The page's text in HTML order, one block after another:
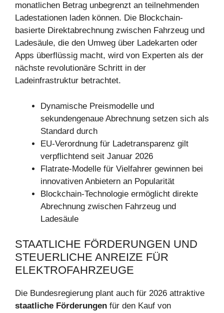
monatlichen Betrag unbegrenzt an teilnehmenden
Ladestationen laden können. Die Blockchain-
basierte Direktabrechnung zwischen Fahrzeug und
Ladesäule, die den Umweg über Ladekarten oder
Apps überflüssig macht, wird von Experten als der
nächste revolutionäre Schritt in der
Ladeinfrastruktur betrachtet.
Dynamische Preismodelle und
sekundengenaue Abrechnung setzen sich als
Standard durch
EU-Verordnung für Ladetransparenz gilt
verpflichtend seit Januar 2026
Flatrate-Modelle für Vielfahrer gewinnen bei
innovativen Anbietern an Popularität
Blockchain-Technologie ermöglicht direkte
Abrechnung zwischen Fahrzeug und
Ladesäule
STAATLICHE FÖRDERUNGEN UND
STEUERLICHE ANREIZE FÜR
ELEKTROFAHRZEUGE
Die Bundesregierung plant auch für 2026 attraktive
staatliche Förderungen für den Kauf von